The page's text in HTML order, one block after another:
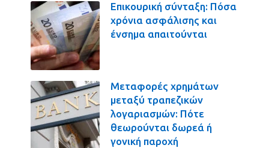
Επικουρική σύνταξη: Πόσα
χρόνια ασφάλισης και
ένσημα απαιτούνται
Μεταφορές χρημάτων
μεταξύ τραπεζικών
λογαριασμών: Πότε
θεωρούνται δωρεά ή
γονική παροχή